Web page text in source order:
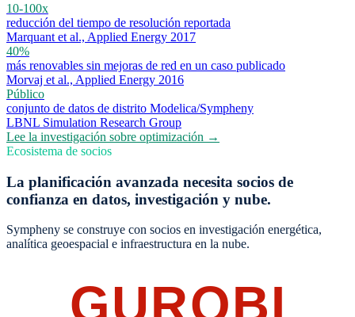
10-100x
reducción del tiempo de resolución reportada
Marquant et al., Applied Energy 2017
40%
más renovables sin mejoras de red en un caso publicado
Morvaj et al., Applied Energy 2016
Público
conjunto de datos de distrito Modelica/Sympheny
LBNL Simulation Research Group
Lee la investigación sobre optimización →
Ecosistema de socios
La planificación avanzada necesita socios de
confianza en datos, investigación y nube.
Sympheny se construye con socios en investigación energética,
analítica geoespacial e infraestructura en la nube.